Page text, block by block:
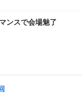
ンスで会場魅了